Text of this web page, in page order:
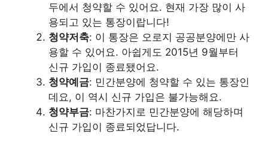
두에서 청약할 수 있어요. 현재 가장 많이 사
용되고 있는 통장이랍니다!
청약저축: 이 통장은 오로지 공공분양에만 사
용할 수 있어요. 아쉽게도 2015년 9월부터
신규 가입이 종료됐어요.
청약예금: 민간분양에 청약할 수 있는 통장인
데요, 이 역시 신규 가입은 불가능해요.
청약부금: 마찬가지로 민간분양에 해당하며
신규 가입이 종료되었답니다.